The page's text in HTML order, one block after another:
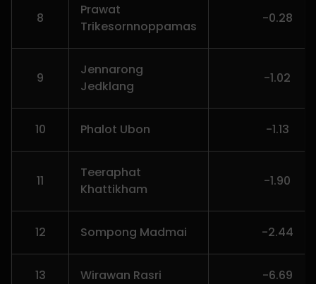
8
Prawat
Trikesornnoppamas
-0.28
9
Jennarong
Jedklang
-1.02
10 Phalot Ubon -1.13
11
Teeraphat
Khattikham
-1.90
12 Sompong Madmai -2.44
13 Wirawan Rasri -6.69